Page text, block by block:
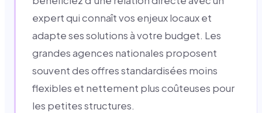
expert qui connaît vos enjeux locaux et
adapte ses solutions à votre budget. Les
grandes agences nationales proposent
souvent des offres standardisées moins
flexibles et nettement plus coûteuses pour
les petites structures.